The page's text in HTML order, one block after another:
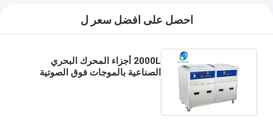
احصل على افضل سعر ل
2000L أجزاء المحرك البحري
الصناعية بالموجات فوق الصوتية